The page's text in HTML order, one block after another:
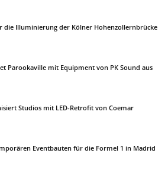
die Illuminierung der Kölner Hohenzollernbrücke
Parookaville mit Equipment von PK Sound aus
Studios mit LED-Retrofit von Coemar
Eventbauten für die Formel 1 in Madrid